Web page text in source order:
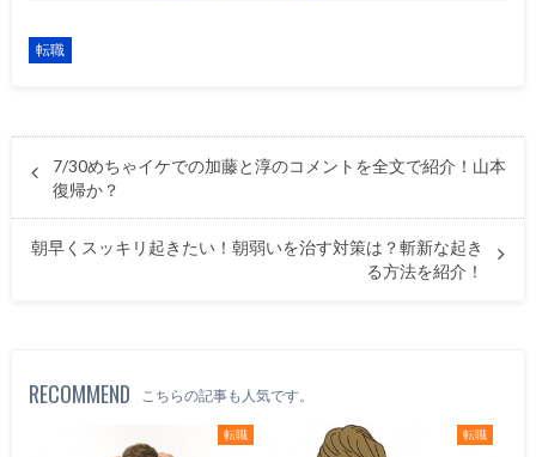
転職
7/30めちゃイケでの加藤と淳のコメントを全文で紹介！山本
復帰か？
朝早くスッキリ起きたい！朝弱いを治す対策は？斬新な起き
る方法を紹介！
RECOMMEND こちらの記事も人気です。
転職 転職